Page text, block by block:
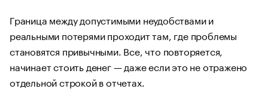
Граница между допустимыми неудобствами и
реальными потерями проходит там, где проблемы
становятся привычными. Все, что повторяется,
начинает стоить денег — даже если это не отражено
отдельной строкой в отчетах.